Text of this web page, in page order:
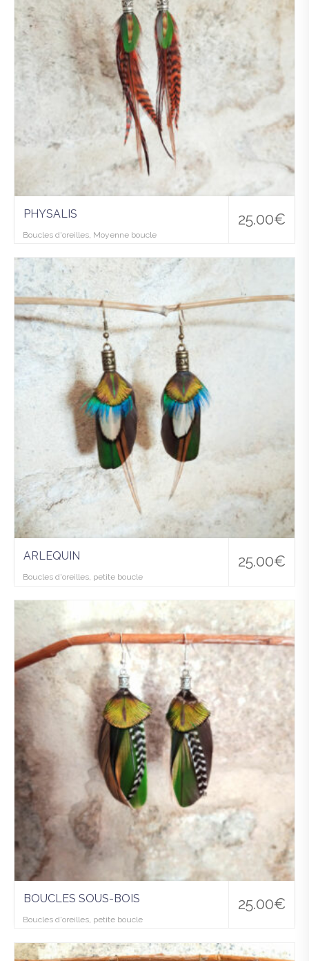
25.00€
PHYSALIS
Boucles d'oreilles Moyenne boucle
Ajo
uter
à la
wis
25.00€
ARLEQUIN
Boucles d'oreilles, petite boucle
à la
wis
hlist
25.00€
BOUCLES SOUS-BOIS
Boucles d'oreilles, petite boucle